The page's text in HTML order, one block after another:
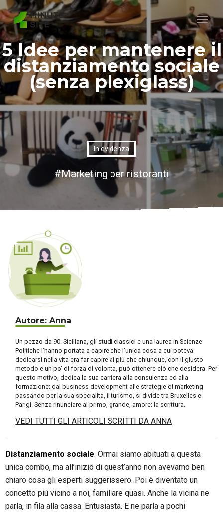
5 Idee per mantenere il
distanziamento sociale
(senza plexiglass)
In evidenza
Marketing per ristoranti
Autore: Anna
Un pezzo da 90. Siciliana, gli studi classici e una laurea in Scienze
Politiche l'hanno portata a capire che l'unica cosa a cui poteva
dedicarsi nella vita era far capire ai più che chiunque, con il giusto
metodo e un po' di forza di volontà, può ottenere ciò che desidera. Per
questo motivo, dedica la sua carriera alla consulenza ed alla
formazione: dal business development alle strategie di marketing
passando per la sua specialità, il turismo, si divide tra Bruxelles e
Parigi. Senza rinunciare al primo, grande, amore: la scrittura.
VEDI TUTTI GLI ARTICOLI SCRITTI DA ANNA
Distanziamento sociale. Ormai siamo abituati a questa
unica combo, ma all’inizio di quest’anno non avevamo ben
chiaro cosa gli esperti suggerissero. Poi è diventato un
concetto più vicino a noi, familiare quasi. Anche la vicina ne
parla, in fila alla cassa. Entusiasta. E ne parla a pochi